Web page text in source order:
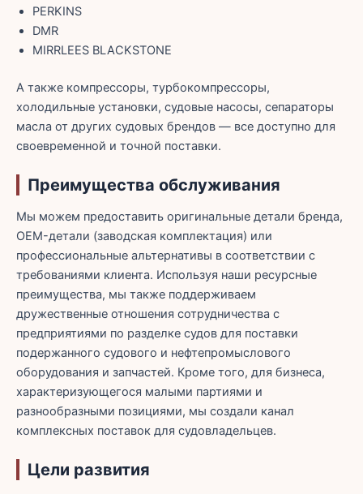
PERKINS
DMR
MIRRLEES BLACKSTONE
А также компрессоры, турбокомпрессоры,
холодильные установки, судовые насосы, сепараторы
масла от других судовых брендов — все доступно для
своевременной и точной поставки.
Преимущества обслуживания
Мы можем предоставить оригинальные детали бренда,
OEM-детали (заводская комплектация) или
профессиональные альтернативы в соответствии с
требованиями клиента. Используя наши ресурсные
преимущества, мы также поддерживаем
дружественные отношения сотрудничества с
предприятиями по разделке судов для поставки
подержанного судового и нефтепромыслового
оборудования и запчастей. Кроме того, для бизнеса,
характеризующегося малыми партиями и
разнообразными позициями, мы создали канал
комплексных поставок для судовладельцев.
Цели развития